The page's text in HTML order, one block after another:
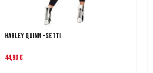
Harley Quinn -setti
44,90 €